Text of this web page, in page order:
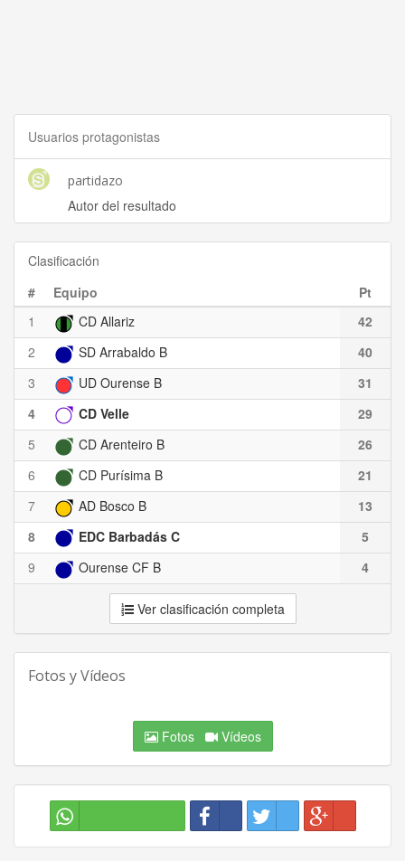
Usuarios protagonistas
partidazo
Autor del resultado
Clasificación
#
Equipo
Pt
1
CD Allariz
42
2
SD Arrabaldo B
40
3
UD Ourense B
31
4
CD Velle
29
5
CD Arenteiro B
26
6
CD Purísima B
21
7
AD Bosco B
13
8
EDC Barbadás C
5
9
Ourense CF B 4
Ver clasificación completa
Fotos y Vídeos
Fotos Vídeos